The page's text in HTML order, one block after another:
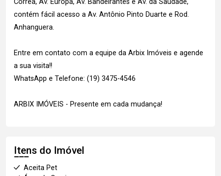
contém fácil acesso a Av. Antônio Pinto Duarte e Rod.
Anhanguera.
Entre em contato com a equipe da Arbix Imóveis e agende
a sua visita!!
WhatsApp e Telefone: (19) 3475-4546
ARBIX IMÓVEIS - Presente em cada mudança!
Itens do Imóvel
Aceita Pet